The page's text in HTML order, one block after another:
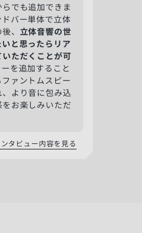
でも追加できま
バー単体で立体
、 立体音響の世
と思ったらリア
ただくことが可
を追加すること
ァントムスピー
より音に包み込
お楽しみいただ
タビュー内容を見る